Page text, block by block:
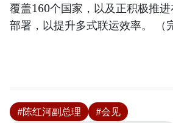
覆盖160个国家，以及正积极推
部署，以提升多式联运效率。 （
#陈红河副总理
#会见